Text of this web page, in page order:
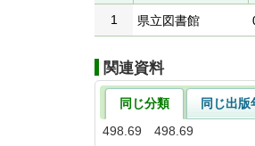
1
県立図書館
関連資料
同じ分類 同じ出版
498.69 498.69